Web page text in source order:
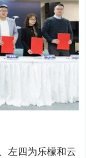
左四为乐檬和云